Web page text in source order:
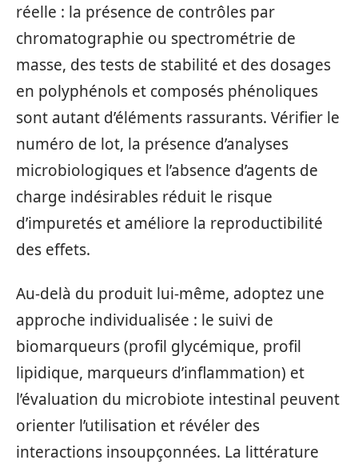
réelle : la présence de contrôles par
chromatographie ou spectrométrie de
masse, des tests de stabilité et des dosages
en polyphénols et composés phénoliques
sont autant d’éléments rassurants. Vérifier le
numéro de lot, la présence d’analyses
microbiologiques et l’absence d’agents de
charge indésirables réduit le risque
d’impuretés et améliore la reproductibilité
des effets.
Au-delà du produit lui-même, adoptez une
approche individualisée : le suivi de
biomarqueurs (profil glycémique, profil
lipidique, marqueurs d’inflammation) et
l’évaluation du microbiote intestinal peuvent
orienter l’utilisation et révéler des
interactions insoupçonnées. La littérature